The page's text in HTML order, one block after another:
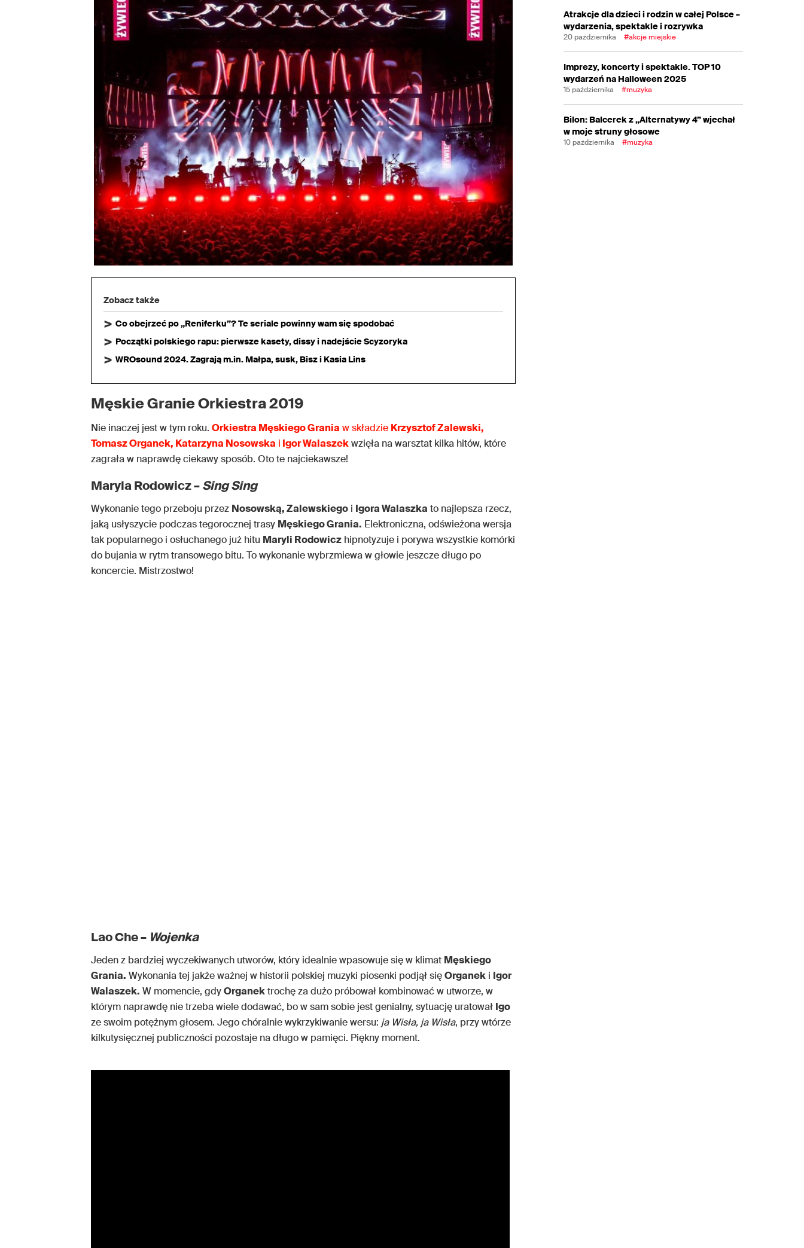
Zobacz także
Co obejrzeć po „Reniferku”? Te seriale powinny wam się spodobać
Początki polskiego rapu: pierwsze kasety, dissy i nadejście Scyzoryka
WROsound 2024. Zagrają m.in. Małpa, susk, Bisz i Kasia Lins
Męskie Granie Orkiestra 2019
Nie inaczej jest w tym roku. Orkiestra Męskiego Grania w składzie Krzysztof Zalewski,
Tomasz Organek, Katarzyna Nosowska i Igor Walaszekwzięła na warsztat kilka hitów, które
zagrała w naprawdę ciekawy sposób. Oto te najciekawsze!
Maryla Rodowicz –Sing Sing
Wykonanie tego przeboju przez Nosowską, Zalewskiego i Igora Walaszka to najlepsza rzecz,
jaką usłyszycie podczas tegorocznej trasy Męskiego Grania. Elektroniczna, odświeżona wersja
tak popularnego i osłuchanego już hitu Maryli Rodowicz hipnotyzuje i porywa wszystkie komórki
do bujania w rytm transowego bitu. To wykonanie wybrzmiewa w głowie jeszcze długo po
koncercie. Mistrzostwo!
Lao Che – Wojenka
Jeden z bardziej wyczekiwanych utworów, który idealnie wpasowuje się w klimat Męskiego
Grania. Wykonania tej jakże ważnej w historii polskiej muzyki piosenki podjął sięOrganek i Igor
Walaszek. W momencie, gdyOrganektrochę za dużo próbował kombinować w utworze, w
którym naprawdę nie trzeba wiele dodawać, bo w sam sobie jest genialny, sytuację uratował Igo
ze swoim potężnym głosem. Jego chóralnie wykrzykiwanie wersu: ja Wisła, ja Wisła, przy wtórze
kilkutysięcznej publiczności pozostaje na długo w pamięci. Piękny moment.
Atrakcje dla dzieci i rodzin w całej Polsce –
wydarzenia, spektakle i rozrywka
20 października #akcje miejskie
Imprezy, koncerty i spektakle. TOP 10
wydarzeń na Halloween 2025
15 października #muzyka
Bilon: Balcerek z „Alternatywy 4” wjechał
w moje struny głosowe
10 października #muzyka